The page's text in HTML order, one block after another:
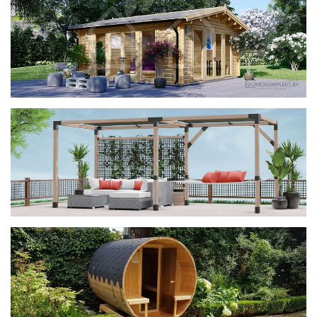
фотогалерея
ДОМИКИ
фотогалерея
Беседки CUBE